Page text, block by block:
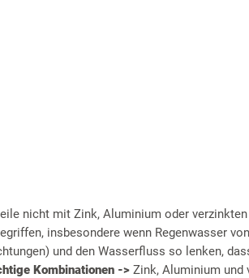
nicht mit Zink, Aluminium oder
insbesondere wenn Regenwasser
und den Wasserfluss so lenken,
Kombinationen -> Zink, Aluminium und